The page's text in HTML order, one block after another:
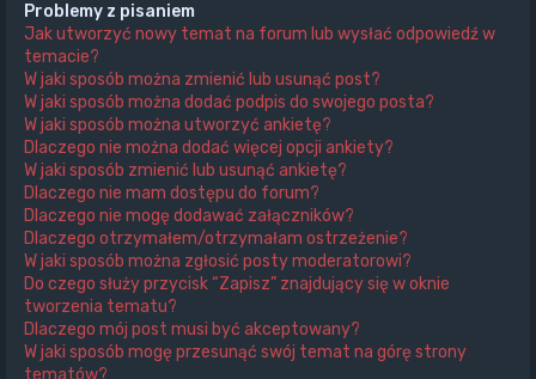
Problemy z pisaniem
Jak utworzyć nowy temat na forum lub wysłać odpowiedź w
temacie?
W jaki sposób można zmienić lub usunąć post?
W jaki sposób można dodać podpis do swojego posta?
W jaki sposób można utworzyć ankietę?
Dlaczego nie można dodać więcej opcji ankiety?
W jaki sposób zmienić lub usunąć ankietę?
Dlaczego nie mam dostępu do forum?
Dlaczego nie mogę dodawać załączników?
Dlaczego otrzymałem/otrzymałam ostrzeżenie?
W jaki sposób można zgłosić posty moderatorowi?
Do czego służy przycisk “Zapisz” znajdujący się w oknie
tworzenia tematu?
Dlaczego mój post musi być akceptowany?
W jaki sposób mogę przesunąć swój temat na górę strony